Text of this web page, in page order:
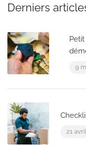
Derniers
9
21